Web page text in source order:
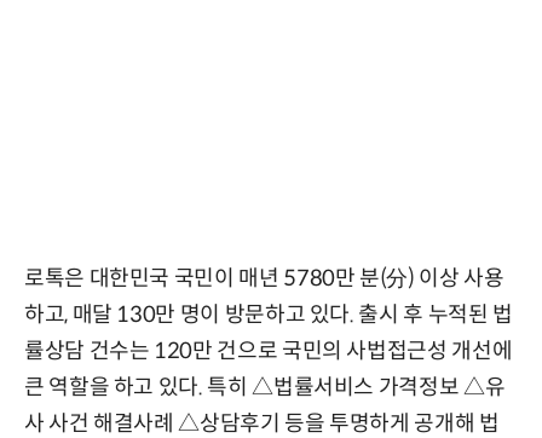
로톡은 대한민국 국민이 매년 5780만 분(分) 이상 사용
하고, 매달 130만 명이 방문하고 있다. 출시 후 누적된 법
률상담 건수는 120만 건으로 국민의 사법접근성 개선에
큰 역할을 하고 있다. 특히 △법률서비스 가격정보 △유
사 사건 해결사례 △상담후기 등을 투명하게 공개해 법